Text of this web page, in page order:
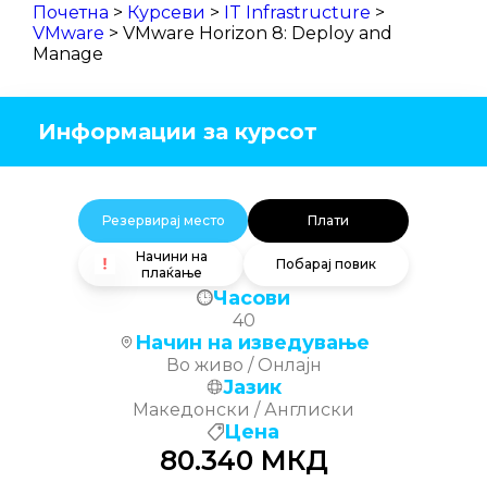
Почетна > Курсеви > IT Infrastructure >
VMware > VMware Horizon 8: Deploy and
Manage
Информации за курсот
Резервирај место Плати
Начини на
плаќање
Побарај повик
Часови
40
Начин на изведување
Во живо / Онлајн
Јазик
Македонски / Англиски
Цена
80.340МКД